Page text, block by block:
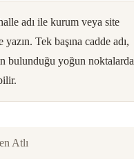
adı ile kurum veya site
Tek başına cadde adı,
bulunduğu yoğun noktalarda
Atlı